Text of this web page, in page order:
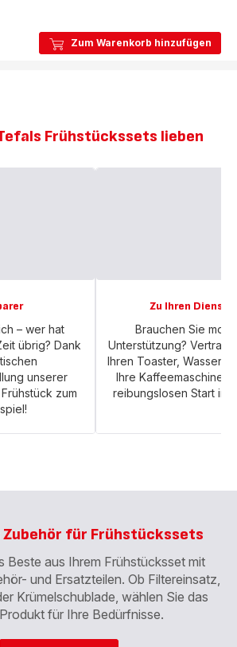
Zum Warenkorb hinzufügen
Frühstückssets lieben
– wer hat
übrig? Dank
unserer
zum
Zu Ihren
Brauchen Sie
Unterstützung?
Ihren Toaster,
Ihre Kaffeemaschine
reibungslosen Start in
für Frühstückssets
Beste aus Ihrem Frühstücksset mit
und Ersatzteilen. Ob Filtereinsatz,
Krümelschublade, wählen Sie das
für Ihre Bedürfnisse.